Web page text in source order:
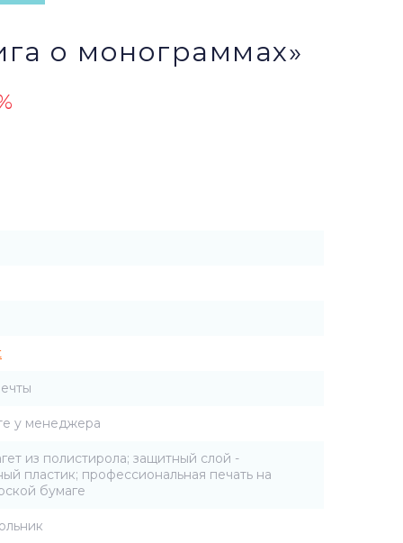
о монограммах»
у менеджера
из полистирола; защитный слой -
пластик; профессиональная печать на
бумаге